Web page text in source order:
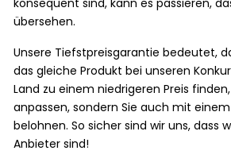
konsequent sind, kann es passieren,
übersehen.
Unsere Tiefstpreisgarantie bedeutet,
das gleiche Produkt bei unseren
Land zu einem niedrigeren Preis
anpassen, sondern Sie auch mit
belohnen. So sicher sind wir uns, dass
Anbieter sind!